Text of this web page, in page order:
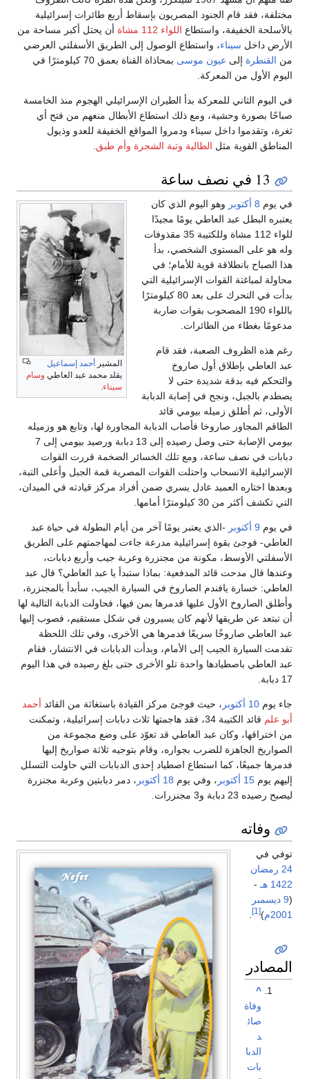
مختلفة، فقد قام الجنود المصريون بإسقاط أربع طائرات إسرائيلية
بالأسلحة الخفيفة، واستطاع اللواء 112 مشاة
أن يحتل أكبر مساحة من
الأرض داخل سيناء، واستطاع الوصول إلى الطريق الأسفلتي العرضي
من القنطرة إلى عيون موسى
بمحاذاة القناة بعمق 70 كيلومترًا في
اليوم الأول من المعركة.
في اليوم الثاني للمعركة بدأ الطيران الإسرائيلي الهجوم منذ الخامسة
صباحًا بصورة وحشية، ومع ذلك استطاع الأبطال منعهم من فتح أي
ثغرة، وتقدموا داخل سيناء ودمروا المواقع الخفيفة للعدو وذيول
المناطق القوية مثل الطالية وتبة الشجرة وأم طبق
13 في نصف ساعة
المشير أحمد إسماعيل
يقلد محمد عبد العاطي وسام
سيناء
في يوم 8 أكتوبر
وهو اليوم الذي كان
يعتبره البطل عبد العاطي يومًا مجيدًا
للواء 112 مشاة وللكتيبة 35 مقذوفات
وله هو على المستوى الشخصي، بدأ
هذا الصباح بانطلاقة قوية للأمام؛ في
محاولة لمباغتة القوات الإسرائيلية التي
بدأت في التحرك على بعد 80 كيلومترًا
باللواء 190 المصحوب بقوات ضاربة
مدعومًا بغطاء من الطائرات.
رغم هذه الظروف الصعبة، فقد قام
عبد العاطي بإطلاق أول صاروخ
والتحكم فيه بدقة شديدة حتى لا
يصطدم بالجبل، ونجح في إصابة الدبابة
الأولى، ثم أطلق زميله بيومي قائد
الطاقم المجاور صاروخا فأصاب الدبابة المجاورة لها، وتابع هو وزميله
بيومي الإصابة حتى وصل رصيده إلى 13 دبابة ورصيد بيومي إلى 7
دبابات في نصف ساعة، ومع تلك الخسائر الضخمة قررت القوات
الإسرائيلية الانسحاب واحتلت القوات المصرية قمة الجبل وأعلى التبة،
وبعدها اختاره العميد عادل يسري ضمن أفراد مركز قيادته في الميدان،
التي تكشف أكثر من 30 كيلومترًا أمامها.
في يوم 9 أكتوبر
-الذي يعتبر يومًا آخر من أيام البطولة في حياة عبد
العاطي- فوجئ بقوة إسرائيلية مدرعة جاءت لمهاجمتهم على الطريق
الأسفلتي الأوسط، مكونة من مجنزرة وعربة جيب وأربع دبابات،
وعندها قال مدحت قائد المدفعية: بماذا ستبدأ يا عبد العاطي؟ قال عبد
العاطي: خسارة يافندم الصاروخ في السيارة الجيب، سأبدأ بالمجنزرة،
وأطلق الصاروخ الأول عليها فدمرها بمن فيها، فحاولت الدبابة التالية لها
أن تبتعد عن طريقها لأنهم كان يسيرون في شكل مستقيم، فصوب إليها
عبد العاطي صاروخًا سريعًا فدمرها هي الأخرى، وفي تلك اللحظة
تقدمت السيارة الجيب إلى الأمام، وبدأت الدبابات في الانتشار، فقام
عبد العاطي باصطيادها واحدة تلو الأخرى حتى بلغ رصيده في هذا اليوم
17 دبابة.
جاء يوم 10 أكتوبر ، حيث فوجئ مركز القيادة باستغاثة من القائد أحمد
أبو علم
قائد الكتيبة 34، فقد هاجمتها ثلاث دبابات إسرائيلية، وتمكنت
من اختراقها، وكان عبد العاطي قد تعوّد على وضع مجموعة من
الصواريخ الجاهزة للضرب بجواره، وقام بتوجيه ثلاثة صواريخ إليها
فدمرها جميعًا، كما استطاع اصطياد إحدى الدبابات التي حاولت التسلل
إليهم يوم 15 أكتوبر ، وفي يوم 18 أكتوبر
، دمر دبابتين وعربة مجنزرة
ليصبح رصيده 23 دبابة و3 مجنزرات.
وفاته
توفي في
24 رمضان
1422 هـ
-
(9 ديسمبر
2001م
)
[1]
المصادر
^
وفاة
صائ
د
الدبا
بات